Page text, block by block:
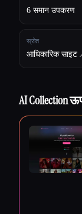
6 समान उपकरण
स्रोत
आधिकारिक साइट
AI Collection